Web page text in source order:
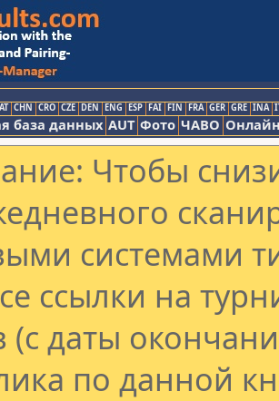
CHN CRO CZE DEN ENG ESP FAI FIN FRA GER GRE INA
база данных AUT Фото ЧАВО
Чтобы
системами
ссылки на
(с даты
по данной